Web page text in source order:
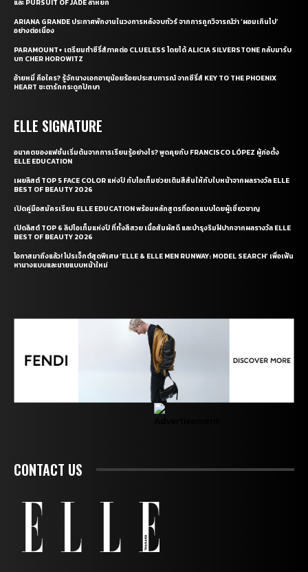
และ PURSUIT OF JADE ล่าหยก
ARIANA GRANDE ประกาศพักงานในวงการหลังจบทัวร์ จากการถูกวิจารณ์ว่า ‘ผอมเกินไป’
อย่างต่อเนื่อง
PARAMOUNT+ เตรียมทำซีรี่ส์ภาคต่อ CLUELESS โดยได้ ALICIA SILVERSTONE กลับมารับ
บท CHER HOROWITZ
อ้ายหมี่ คือใคร? รู้จักนางเอกอายุน้อยร้อยประสบการณ์ จากซีรี่ส์ KEY TO THE PHOENIX
HEART ชะตารักกระดูกปักษา
ELLE SIGNATURE
อนาคตของแฟชั่นเริ่มต้นจากการเรียนรู้อย่างไร? พูดคุยกับ FRANCISCO LÓPEZ ผู้ก่อตั้ง
ELLE EDUCATION
เผยลิสต์ TOP 5 FACE COLOR แห่งปี กับไอเท็มช่วยเติมสีสันให้กับใบหน้าจากผลรางวัล ELLE
BEST OF BEAUTY 2026
เปิดคู่มือสมัครเรียน ELLE EDUCATION พร้อมหลักสูตรที่ออกแบบโดยผู้เชี่ยวชาญ
เปิดลิสต์ TOP 6 ลิปไอเท็มแห่งปี ที่ทั้งสีสวย เนื้อสัมผัสดี และบำรุงริมฝีปากจากผลรางวัล ELLE
BEST OF BEAUTY 2026
โอกาสมาถึงแล้ว! โปรเจ็กต์สุดพิเศษ ‘ELLE & ELLE MEN RUNWAY: MODEL SEARCH’ เพื่อเฟ้น
หานางแบบและนายแบบหน้าใหม่
CONTACT US